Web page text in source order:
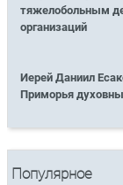
тяжелобольным
организаций
Иерей Даниил
Приморья
Популярное